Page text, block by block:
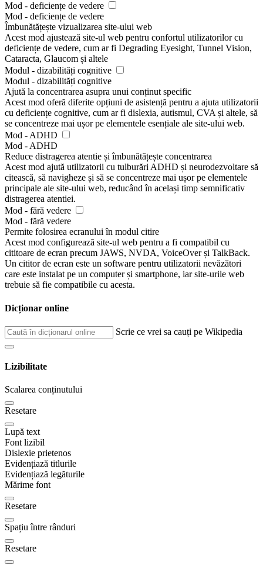
Mod - deficiențe de vedere
Mod - deficiențe de vedere
Îmbunătățește vizualizarea site-ului web
Acest mod ajustează site-ul web pentru confortul utilizatorilor cu
deficiențe de vedere, cum ar fi Degrading Eyesight, Tunnel Vision,
Cataracta, Glaucom și altele
Modul - dizabilități cognitive
Modul - dizabilități cognitive
Ajută la concentrarea asupra unui conținut specific
Acest mod oferă diferite opțiuni de asistență pentru a ajuta utilizatorii
cu deficiențe cognitive, cum ar fi dislexia, autismul, CVA și altele, să
se concentreze mai ușor pe elementele esențiale ale site-ului web.
Mod - ADHD
Mod - ADHD
Reduce distragerea atentie și îmbunătățește concentrarea
Acest mod ajută utilizatorii cu tulburări ADHD și neurodezvoltare să
citească, să navigheze și să se concentreze mai ușor pe elementele
principale ale site-ului web, reducând în același timp semnificativ
distragerea atentiei.
Mod - fără vedere
Mod - fără vedere
Permite folosirea ecranului în modul citire
Acest mod configurează site-ul web pentru a fi compatibil cu
cititoare de ecran precum JAWS, NVDA, VoiceOver și TalkBack.
Un cititor de ecran este un software pentru utilizatorii nevăzători
care este instalat pe un computer și smartphone, iar site-urile web
trebuie să fie compatibile cu acesta.
Dicționar online
Scrie ce vrei sa cauți pe Wikipedia
Lizibilitate
Scalarea conținutului
Resetare
Lupă text
Font lizibil
Dislexie prietenos
Evidențiază titlurile
Evidențiază legăturile
Mărime font
Resetare
Spațiu între rânduri
Resetare